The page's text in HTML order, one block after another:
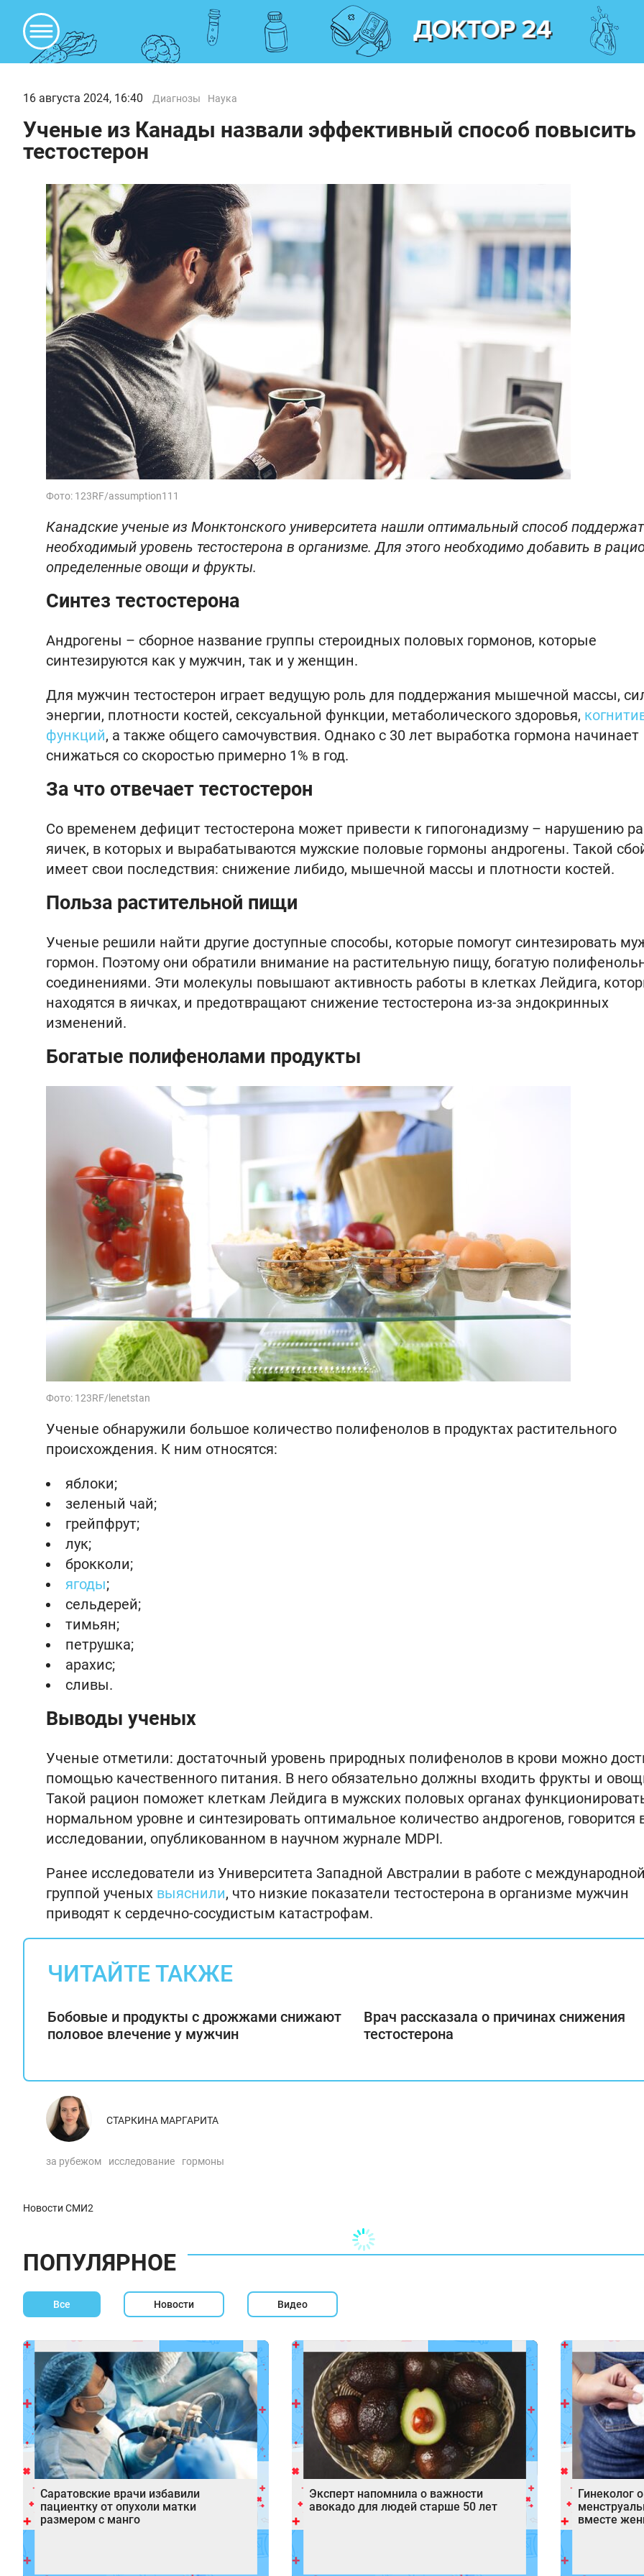
16 августа 2024, 16:40 Диагнозы Наука
Ученые из Канады назвали эффективный способ повысить
тестостерон
Фото: 123RF/assumption111
Канадские ученые из Монктонского университета нашли оптимальный способ
необходимый уровень тестостерона в организме. Для этого необходимо добавить в
определенные овощи и фрукты.
Синтез тестостерона
Андрогены – сборное название группы стероидных половых гормонов, которые
синтезируются как у мужчин, так и у женщин.
Для мужчин тестостерон играет ведущую роль для поддержания мышечной массы,
энергии, плотности костей, сексуальной функции, метаболического здоровья,
функций, а также общего самочувствия. Однако с 30 лет выработка гормона начинает
снижаться со скоростью примерно 1% в год.
За что отвечает тестостерон
Со временем дефицит тестостерона может привести к гипогонадизму – нарушению
яичек, в которых и вырабатываются мужские половые гормоны андрогены. Такой
имеет свои последствия: снижение либидо, мышечной массы и плотности костей.
Польза растительной пищи
Ученые решили найти другие доступные способы, которые помогут синтезировать
гормон. Поэтому они обратили внимание на растительную пищу, богатую
соединениями. Эти молекулы повышают активность работы в клетках Лейдига,
находятся в яичках, и предотвращают снижение тестостерона из-за эндокринных
изменений.
Богатые полифенолами продукты
Фото: 123RF/lenetstan
Ученые обнаружили большое количество полифенолов в продуктах растительного
происхождения. К ним относятся:
яблоки;
зеленый чай;
грейпфрут;
лук;
брокколи;
ягоды;
сельдерей;
тимьян;
петрушка;
арахис;
сливы.
Выводы ученых
Ученые отметили: достаточный уровень природных полифенолов в крови можно
помощью качественного питания. В него обязательно должны входить фрукты и
Такой рацион поможет клеткам Лейдига в мужских половых органах
нормальном уровне и синтезировать оптимальное количество андрогенов, говорится
исследовании, опубликованном в научном журнале MDPI.
Ранее исследователи из Университета Западной Австралии в работе с
группой ученых выяснили, что низкие показатели тестостерона в организме мужчин
приводят к сердечно-сосудистым катастрофам.
ЧИТАЙТЕ ТАКЖЕ
Бобовые и продукты с дрожжами снижают
половое влечение у мужчин
Врач рассказала о причинах снижения
тестостерона
СТАРКИНА МАРГАРИТА
за рубежом исследование гормоны
Новости СМИ2
ПОПУЛЯРНОЕ
Все Новости Видео
Саратовские врачи избавили
пациентку от опухоли матки
размером с манго
Эксперт напомнила о важности
авокадо для людей старше 50 лет
Гинеколог
вместе